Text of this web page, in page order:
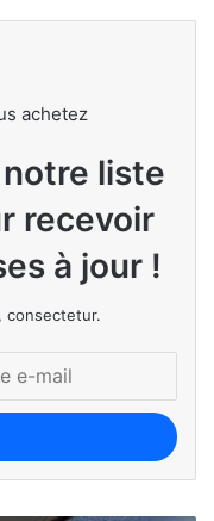
achetez
liste
recevoir
à jour !
consectetur.